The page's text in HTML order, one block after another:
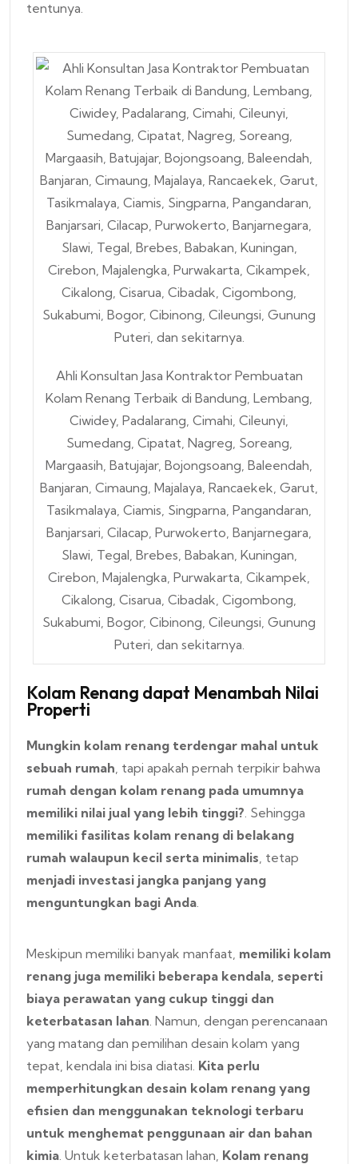
tentunya.
Ahli Konsultan Jasa Kontraktor Pembuatan
Kolam Renang Terbaik di Bandung, Lembang,
Ciwidey, Padalarang, Cimahi, Cileunyi,
Sumedang, Cipatat, Nagreg, Soreang,
Margaasih, Batujajar, Bojongsoang, Baleendah,
Banjaran, Cimaung, Majalaya, Rancaekek, Garut,
Tasikmalaya, Ciamis, Singparna, Pangandaran,
Banjarsari, Cilacap, Purwokerto, Banjarnegara,
Slawi, Tegal, Brebes, Babakan, Kuningan,
Cirebon, Majalengka, Purwakarta, Cikampek,
Cikalong, Cisarua, Cibadak, Cigombong,
Sukabumi, Bogor, Cibinong, Cileungsi, Gunung
Puteri, dan sekitarnya.
Kolam Renang dapat Menambah Nilai
Properti
Mungkin kolam renang terdengar mahal untuk
sebuah rumah , tapi apakah pernah terpikir bahwa
rumah dengan kolam renang pada umumnya
memiliki nilai jual yang lebih tinggi? . Sehingga
memiliki fasilitas kolam renang di belakang
rumah walaupun kecil serta minimalis , tetap
menjadi investasi jangka panjang yang
menguntungkan bagi Anda
Meskipun memiliki banyak manfaat, memiliki kolam
renang juga memiliki beberapa kendala, seperti
biaya perawatan yang cukup tinggi dan
keterbatasan lahan . Namun, dengan perencanaan
yang matang dan pemilihan desain kolam yang
tepat, kendala ini bisa diatasi. Kita perlu
memperhitungkan desain kolam renang yang
efisien dan menggunakan teknologi terbaru
untuk menghemat penggunaan air dan bahan
kimia . Untuk keterbatasan lahan, Kolam renang